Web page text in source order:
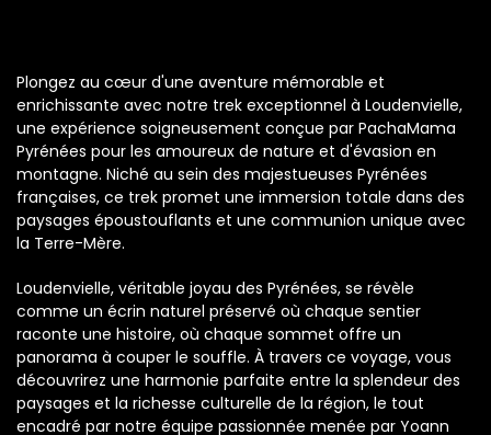
Plongez au cœur d'une aventure mémorable et
enrichissante avec notre trek exceptionnel à Loudenvielle,
une expérience soigneusement conçue par PachaMama
Pyrénées pour les amoureux de nature et d'évasion en
montagne. Niché au sein des majestueuses Pyrénées
françaises, ce trek promet une immersion totale dans des
paysages époustouflants et une communion unique avec
la Terre-Mère.
Loudenvielle, véritable joyau des Pyrénées, se révèle
comme un écrin naturel préservé où chaque sentier
raconte une histoire, où chaque sommet offre un
panorama à couper le souffle. À travers ce voyage, vous
découvrirez une harmonie parfaite entre la splendeur des
paysages et la richesse culturelle de la région, le tout
encadré par notre équipe passionnée menée par Yoann